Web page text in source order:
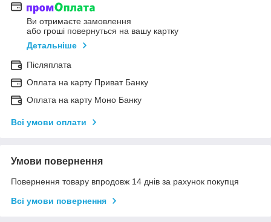
Ви отримаєте замовлення
або гроші повернуться на вашу картку
Детальніше
Післяплата
Оплата на карту Приват Банку
Оплата на карту Моно Банку
Всі умови оплати
Умови повернення
Повернення товару впродовж 14 днів за рахунок покупця
Всі умови повернення